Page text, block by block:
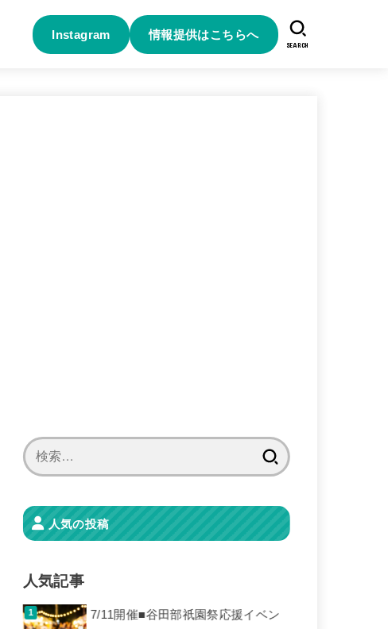
Instagram 情報提供はこちらへ
SEARCH
人気の投稿
人気記事
7/11開催■谷田部祇園祭応援イベン